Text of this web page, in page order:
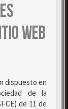
WEB
dispuesto en
de la
CE) de 11 de